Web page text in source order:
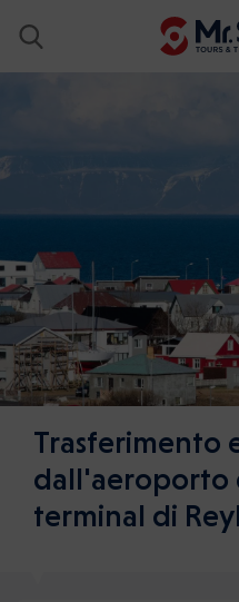
Trasferimento
dall'aeroporto
terminal di